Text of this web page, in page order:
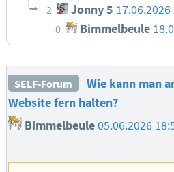
2 Jonny 5 17.06.2026
0 Bimmelbeule
SELF-Forum
Wie kann man
Website fern halten?
Bimmelbeule 05.06.2026